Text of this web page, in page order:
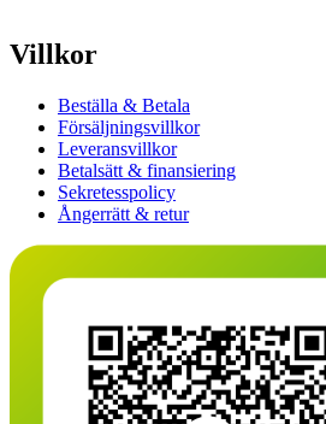
Villkor
Beställa & Betala
Försäljningsvillkor
Leveransvillkor
Betalsätt & finansiering
Sekretesspolicy
Ångerrätt & retur